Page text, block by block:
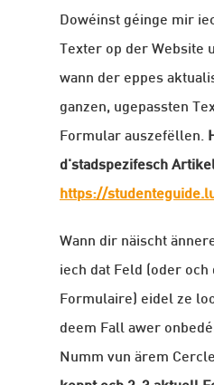
Dowéinst géinge mir
Texter op der Website
wann der eppes
ganzen, ugepassten
Formular auszefëllen.
d'stadspezifesch
https://
Wann dir näischt
iech dat Feld (oder och
Formulaire) eidel ze
deem Fall awer
Numm vun ärem